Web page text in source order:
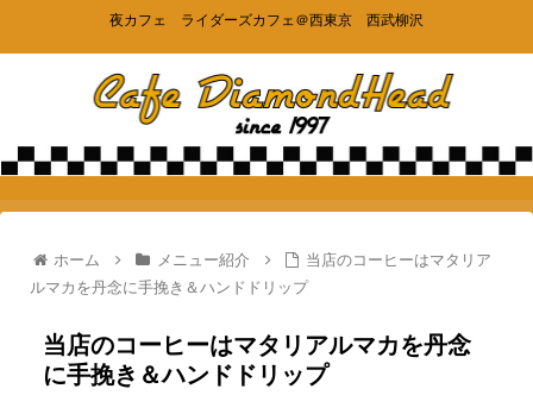
夜カフェ ライダーズカフェ＠西東京 西武柳沢
ホーム メニュー紹介
当店のコーヒーはマタリア
ルマカを丹念に手挽き＆ハンドドリップ
当店のコーヒーはマタリアルマカを丹念
に手挽き＆ハンドドリップ